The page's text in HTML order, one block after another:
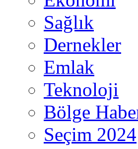
Sağlık
Dernekler
Emlak
Teknoloji
Bölge
Seçim 2024